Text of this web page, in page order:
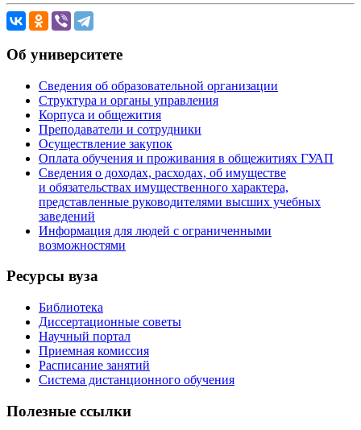
Об университете
Сведения об образовательной организации
Структура и органы управления
Корпуса и общежития
Преподаватели и сотрудники
Осуществление закупок
Оплата обучения и проживания в общежитиях ГУАП
Сведения о доходах, расходах, об имуществе
и обязательствах имущественного характера,
представленные руководителями высших учебных
заведений
Информация для людей с ограниченными
возможностями
Ресурсы вуза
Библиотека
Диссертационные советы
Научный портал
Приемная комиссия
Расписание занятий
Система дистанционного обучения
Полезные ссылки